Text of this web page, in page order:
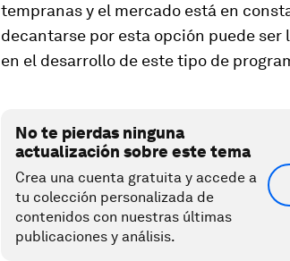
tempranas y el mercado está en
decantarse por esta opción puede
en el desarrollo de este tipo de
No te pierdas ninguna
actualización sobre este tema
Crea una cuenta gratuita y accede a
tu colección personalizada de
contenidos con nuestras últimas
publicaciones y análisis.